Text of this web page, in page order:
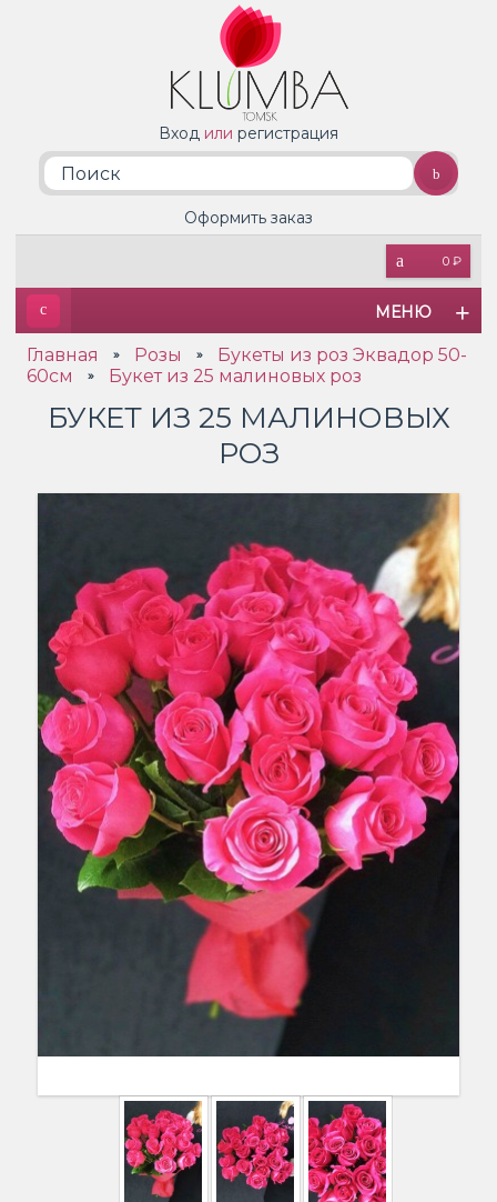
Вход или регистрация
0 ₽
Оформить заказ
МЕНЮ
Главная » Розы »
Букеты из роз Эквадор 50-
60см
» Букет из 25 малиновых роз
БУКЕТ ИЗ 25 МАЛИНОВЫХ
РОЗ